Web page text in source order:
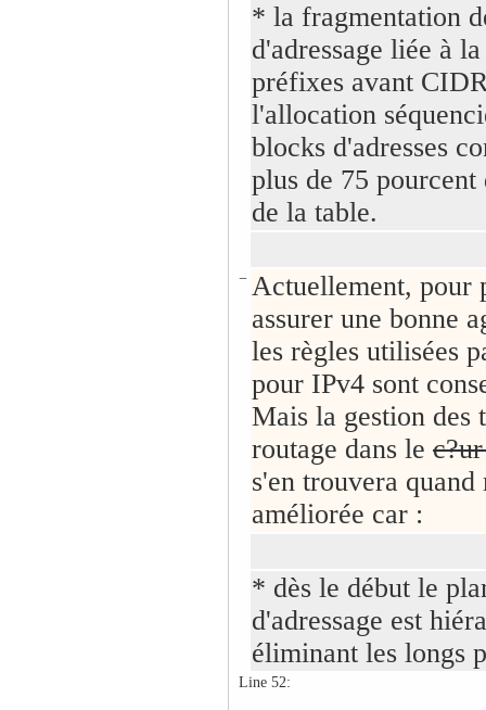
* la fragmentation
d'adressage liée à
préfixes avant
l'allocation
blocks d'adresses
plus de 75
de la table.
− Actuellement, pour
assurer une bonne
les règles utilisées
pour IPv4 sont
Mais la gestion des
routage dans le
s'en trouvera quand
améliorée car :
* dès le début le
d'adressage est
éliminant les longs
Line 52: